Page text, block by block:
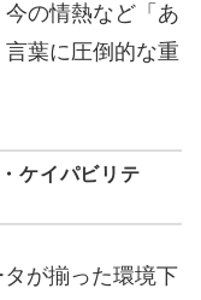
の情熱など「あ
葉に圧倒的な重
ケイパビリテ
が揃った環境下